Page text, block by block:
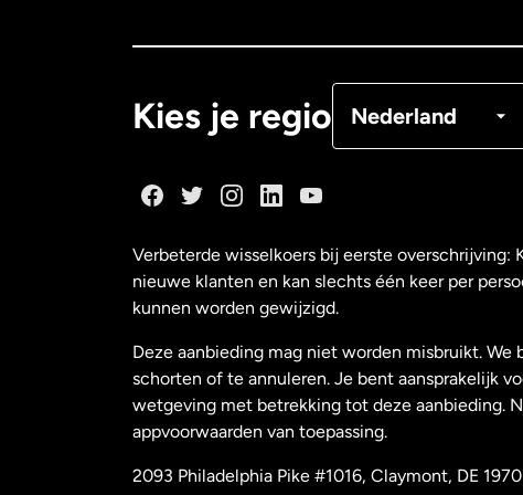
Kies je regio Nederland
Nederland
Nieuw-Zeeland
Verbeterde wisselkoers bij eerste overschrijving:
nieuwe klanten en kan slechts één keer per
kunnen worden gewijzigd.
Deze aanbieding mag niet worden misbruikt.
schorten of te annuleren. Je bent aansprakelijk
wetgeving met betrekking tot deze aanbieding.
appvoorwaarden van toepassing.
2093 Philadelphia Pike #1016, Claymont, DE